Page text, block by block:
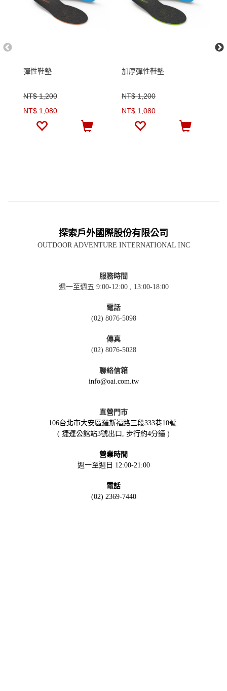
彈性鞋墊
NT$ 1,200
NT$ 1,080
加厚彈性鞋墊
NT$ 1,200
NT$ 1,080
探索戶外國際股份有限公司
OUTDOOR ADVENTURE INTERNATIONAL INC
服務時間
週一至週五 9:00-12:00 , 13:00-18:00
電話
(02) 8076-5098
傳真
(02) 8076-5028
聯絡信箱
info@oai.com.tw
直營門市
106台北市大安區羅斯福路三段333巷10號
( 捷運公館站3號出口, 步行約4分鐘 )
營業時間
週一至週日 12:00-21:00
電話
(02) 2369-7440